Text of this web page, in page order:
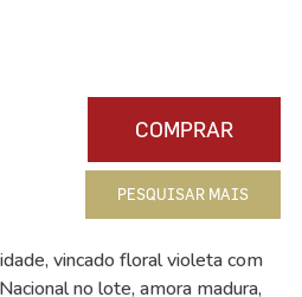
COMPRAR
PESQUISAR MAIS
vincado floral violeta com
no lote, amora madura,